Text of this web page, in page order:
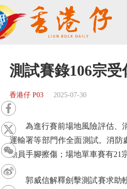
測試賽錄106宗
香港仔 P03 2025-07-30
為進行賽前場地風險評估、消
運輸署等部門作全面測試。消防
動員手腳擦傷；場地單車賽有21
郭威信解釋劍擊測試賽求助較